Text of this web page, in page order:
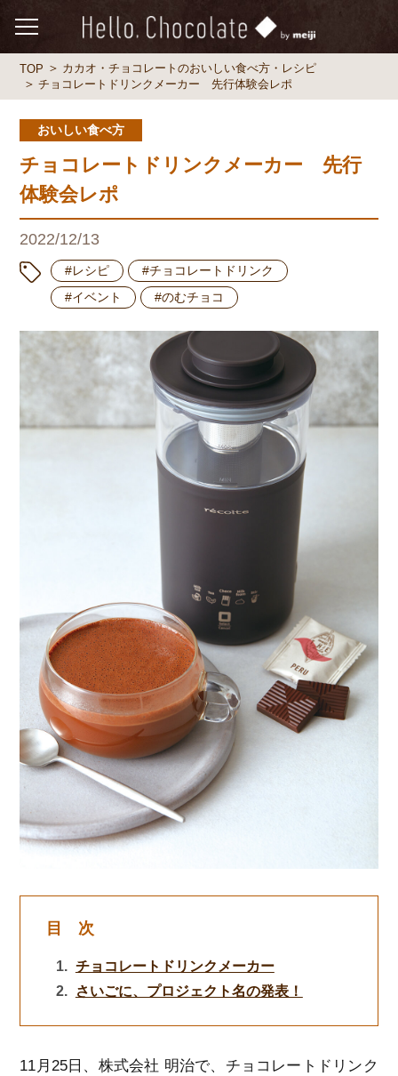
TOP
カカオ・チョコレートのおいしい食べ方・レシピ
チョコレートドリンクメーカー 先行体験会レポ
おいしい食べ方
チョコレートドリンクメーカー 先行
体験会レポ
2022/12/13
#レシピ
#チョコレートドリンク
#イベント
#のむチョコ
目 次
チョコレートドリンクメーカー
さいごに、プロジェクト名の発表！
11月25日、株式会社 明治で、チョコレートドリンク